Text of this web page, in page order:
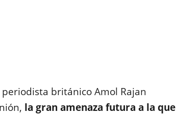
británico Amol Rajan
la gran amenaza futura a la que